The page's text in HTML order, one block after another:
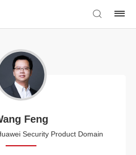
Feng
Security Product Domain